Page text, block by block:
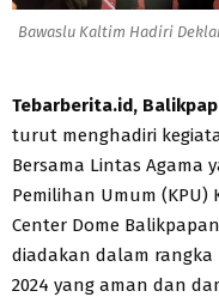
Bawaslu Kaltim Hadiri
Tebarberita.id,
turut menghadiri
Bersama Lintas Agama
Pemilihan Umum
Center Dome
diadakan dalam rangka
2024 yang aman dan